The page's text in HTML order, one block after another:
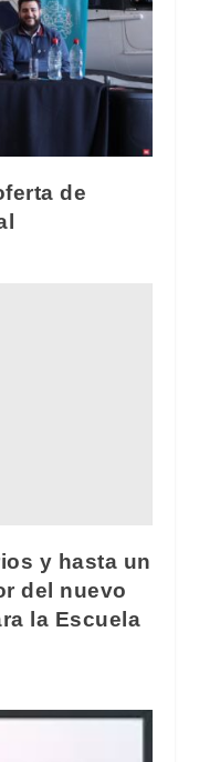
de
y hasta un
del nuevo
la Escuela